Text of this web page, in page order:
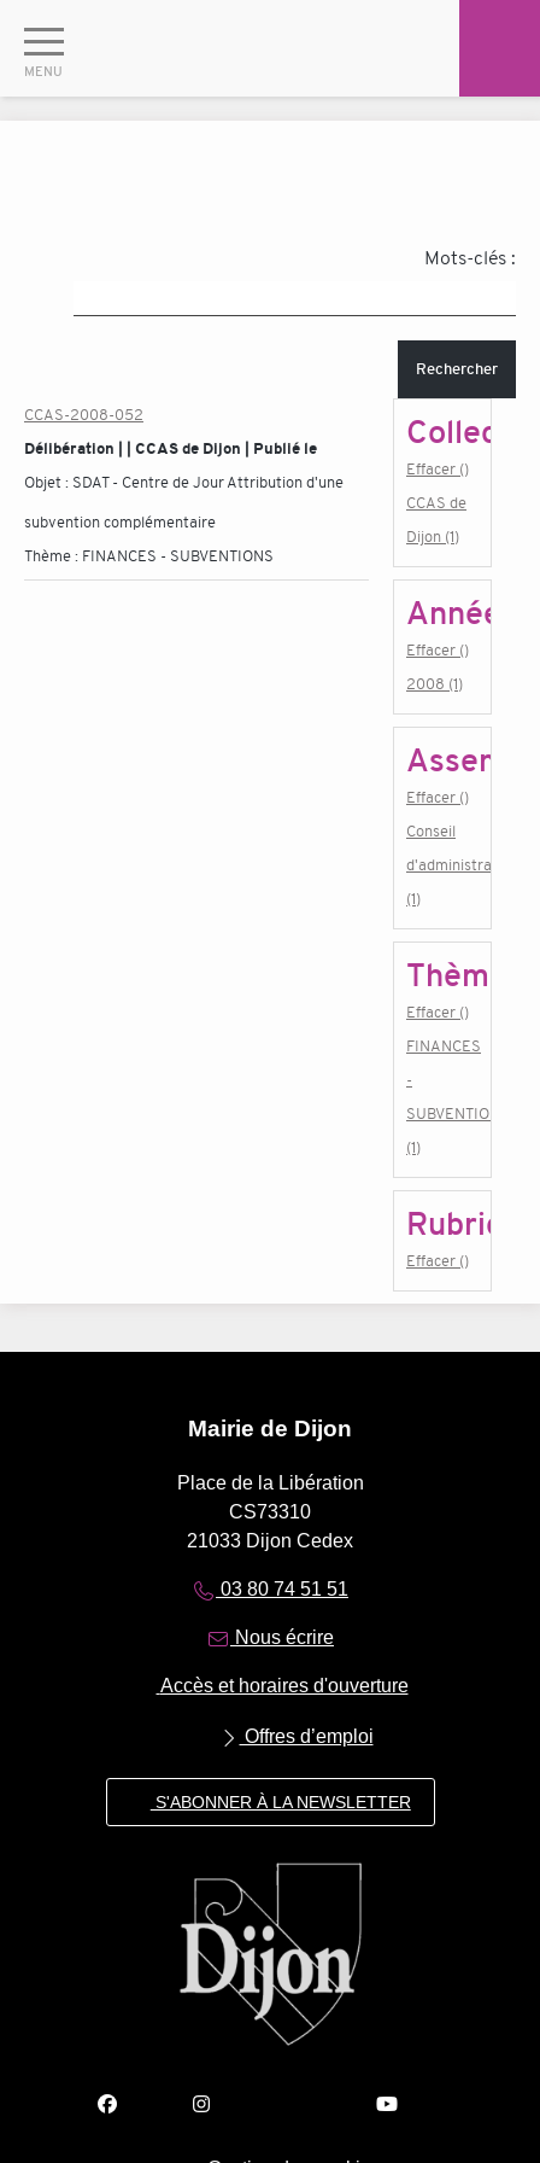
Mots-clés :
Rechercher
CCAS-2008-052
Délibération | | CCAS de Dijon | Publié le
Objet : SDAT - Centre de Jour Attribution d'une
subvention complémentaire
Thème : FINANCES - SUBVENTIONS
Effacer ()
CCAS de
Dijon (1)
Année
Effacer ()
2008 (1)
Effacer ()
Conseil
d'administration
(1)
Thème
Effacer ()
FINANCES
-
SUBVENTIONS
(1)
Rubrique
Effacer ()
Mairie de Dijon
Place de la Libération
CS73310
21033 Dijon Cedex
03 80 74 51 51
Nous écrire
Accès et horaires d'ouverture
Offres d’emploi
S'ABONNER À LA NEWSLETTER